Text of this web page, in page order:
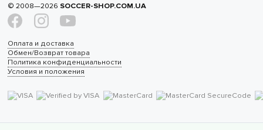
© 2008—2026 SOCCER-SHOP.COM.UA
Оплата и доставка
Обмен/Возврат товара
Политика конфиденциальности
Условия и положения